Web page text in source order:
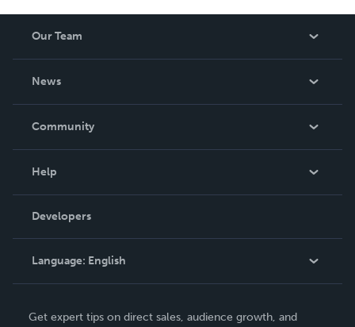
Our Team
News
In The News
Community
Podcast
Help
Order Lookup
Knowledge Base
Contact Support
Developers
Language: English
Get expert tips on direct sales, audience growth, and